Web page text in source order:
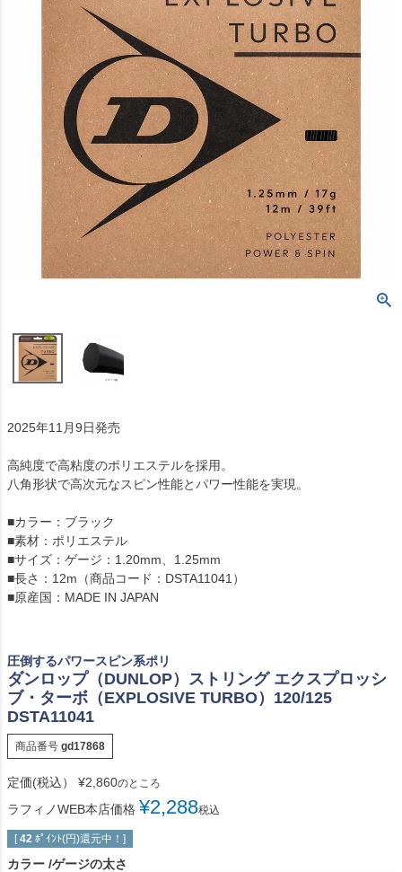
2025年11月9日発売
高純度で高粘度のポリエステルを採用。
八角形状で高次元なスピン性能とパワー性能を実現。
■カラー：ブラック
■素材：ポリエステル
■サイズ：ゲージ：1.20mm、1.25mm
■長さ：12m（商品コード：DSTA11041）
■原産国：MADE IN JAPAN
圧倒するパワースピン系ポリ
ダンロップ（DUNLOP）ストリング エクスプロッシ
ブ・ターボ（EXPLOSIVE TURBO）120/125
DSTA11041
商品番号 gd17868
定価(税込） ¥2,860のところ
ラフィノWEB本店価格 ¥2,288税込
[ 42 ﾎﾟｲﾝﾄ(円)還元中！]
カラー ゲージの太さ